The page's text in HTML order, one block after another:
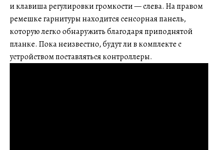
и клавиша регулировки громкости — слева. На правом
ремешке гарнитуры находится сенсорная панель,
которую легко обнаружить благодаря приподнятой
планке. Пока неизвестно, будут ли в комплекте с
устройством поставляться контроллеры.